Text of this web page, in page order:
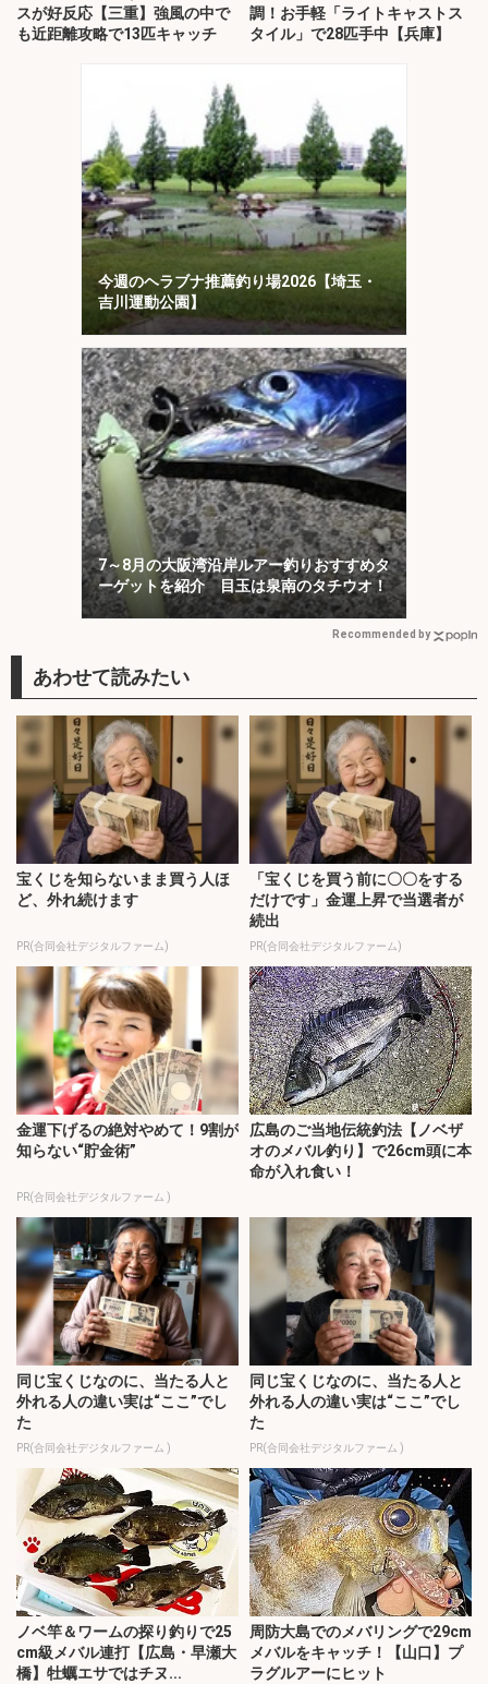
スが好反応【三重】強風の中で
も近距離攻略で13匹キャッチ
調！お手軽「ライトキャストス
タイル」で28匹手中【兵庫】
今週のヘラブナ推薦釣り場2026【埼玉・
吉川運動公園】
7～8月の大阪湾沿岸ルアー釣りおすすめタ
ーゲットを紹介 目玉は泉南のタチウオ！
Recommended by
宝くじを知らないまま買う人ほ
ど、外れ続けます
PR(合同会社デジタルファーム)
「宝くじを買う前に〇〇をする
だけです」金運上昇で当選者が
続出
PR(合同会社デジタルファーム)
金運下げるの絶対やめて！9割が
知らない“貯金術”
PR(合同会社デジタルファーム )
広島のご当地伝統釣法【ノベザ
オのメバル釣り】で26cm頭に本
命が入れ食い！
同じ宝くじなのに、当たる人と
外れる人の違い実は“ここ”でし
た
PR(合同会社デジタルファーム )
同じ宝くじなのに、当たる人と
外れる人の違い実は“ここ”でし
た
PR(合同会社デジタルファーム )
ノベ竿＆ワームの探り釣りで25
cm級メバル連打【広島・早瀬大
橋】牡蠣エサではチヌ...
周防大島でのメバリングで29cm
メバルをキャッチ！【山口】プ
ラグルアーにヒット